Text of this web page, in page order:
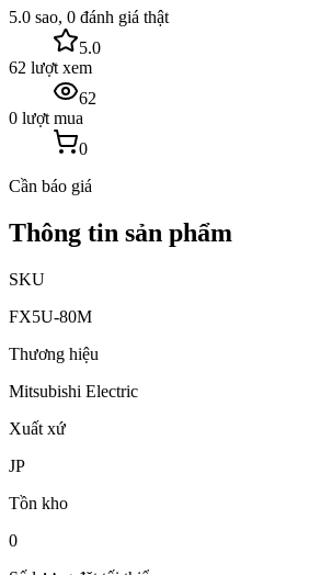
5.0 sao, 0 đánh giá thật
5.0
62 lượt xem
62
0 lượt mua
0
Cần báo giá
Thông tin sản phẩm
SKU
FX5U-80M
Thương hiệu
Mitsubishi Electric
Xuất xứ
JP
Tồn kho
0